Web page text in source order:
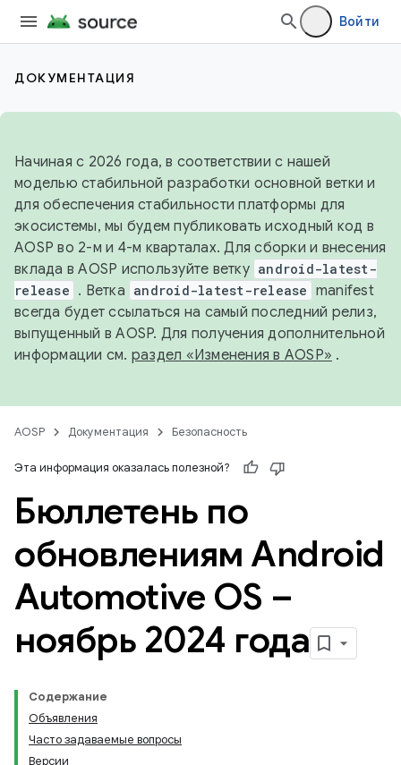
Войти
ДОКУМЕНТАЦИЯ
Начиная с 2026 года, в соответствии с нашей
моделью стабильной разработки основной ветки и
для обеспечения стабильности платформы для
экосистемы, мы будем публиковать исходный код в
AOSP во 2-м и 4-м кварталах. Для сборки и внесения
вклада в AOSP используйте ветку android-latest-
release . Ветка android-latest-release manifest
всегда будет ссылаться на самый последний релиз,
выпущенный в AOSP. Для получения дополнительной
информации см. раздел «Изменения в AOSP» .
AOSP Документация Безопасность
Эта информация оказалась полезной?
Бюллетень по
обновлениям Android
Automotive OS –
ноябрь 2024 года
Содержание
Объявления
Часто задаваемые вопросы
Версии